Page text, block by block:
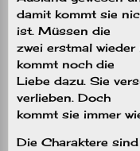
damit kommt sie
ist. Müssen die
zwei erstmal
kommt noch die
Liebe dazu. Sie
verlieben. Doch
kommt sie immer
Die Charaktere sind